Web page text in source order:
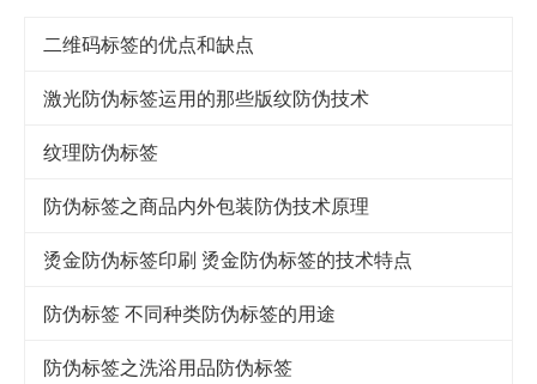
二维码标签的优点和缺点
激光防伪标签运用的那些版纹防伪技术
纹理防伪标签
防伪标签之商品内外包装防伪技术原理
烫金防伪标签印刷 烫金防伪标签的技术特点
防伪标签 不同种类防伪标签的用途
防伪标签之洗浴用品防伪标签